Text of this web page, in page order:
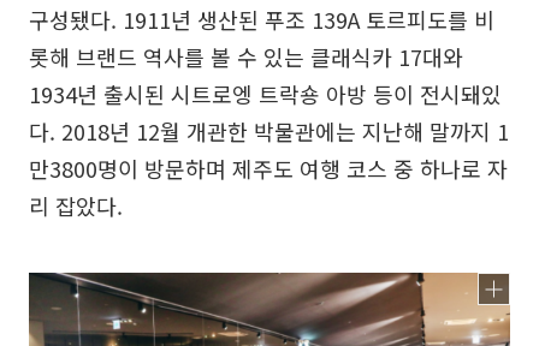
구성됐다. 1911년 생산된 푸조 139A 토르피도를 비
롯해 브랜드 역사를 볼 수 있는 클래식카 17대와
1934년 출시된 시트로엥 트락숑 아방 등이 전시돼있
다. 2018년 12월 개관한 박물관에는 지난해 말까지 1
만3800명이 방문하며 제주도 여행 코스 중 하나로 자
리 잡았다.